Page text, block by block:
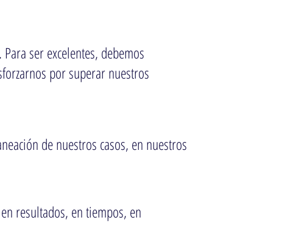
ser excelentes, debemos
por superar nuestros
de nuestros casos, en nuestros
resultados, en tiempos, en